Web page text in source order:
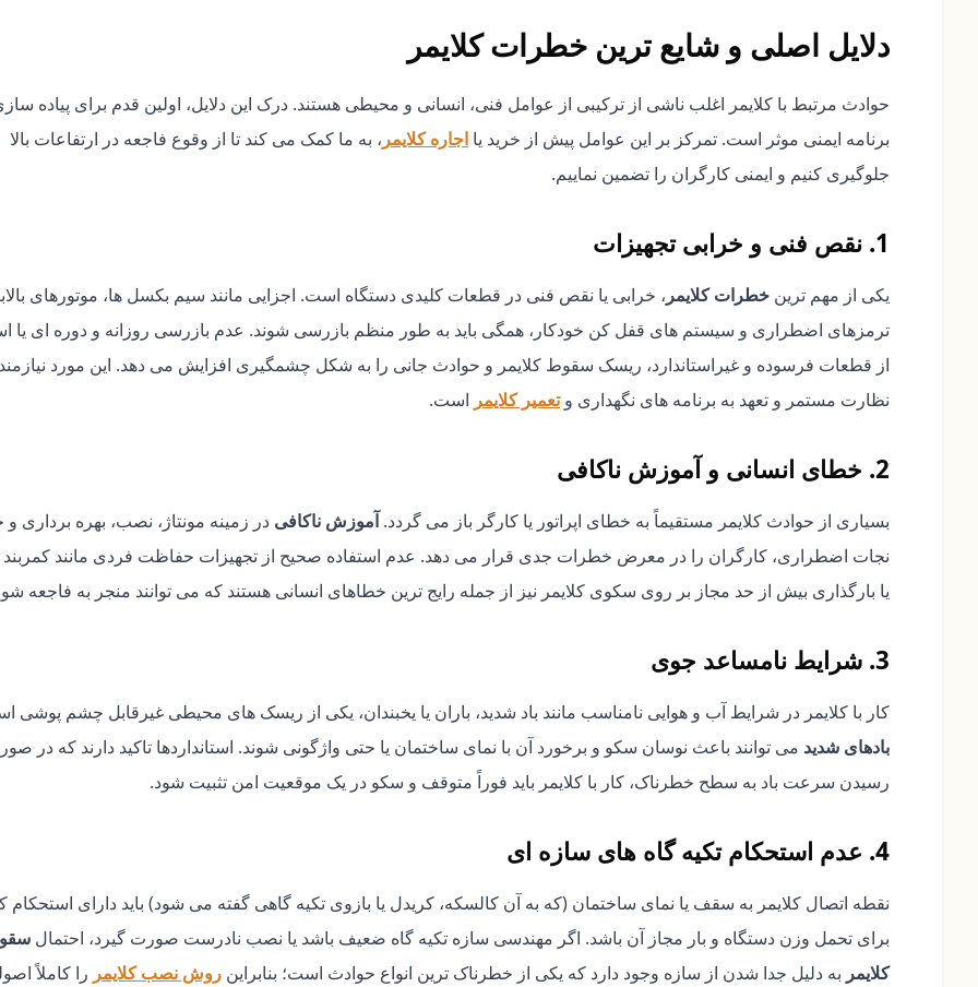
دلایل اصلی و شایع ترین خطرات کلایمر
حوادث مرتبط با کلایمر اغلب ناشی از ترکیبی از عوامل فنی، انسانی و محیطی هستند. درک این دلایل، اولین قدم برای پیاده
برنامه ایمنی موثر است. تمرکز بر این عوامل پیش از خرید یا اجاره کلایمر، به ما کمک می کند تا از وقوع فاجعه در ارتفاعات بالا
جلوگیری کنیم و ایمنی کارگران را تضمین نماییم.
1. نقص فنی و خرابی تجهیزات
یکی از مهم ترین خطرات کلایمر، خرابی یا نقص فنی در قطعات کلیدی دستگاه است. اجزایی مانند سیم بکسل ها، موتورهای
ترمزهای اضطراری و سیستم های قفل کن خودکار، همگی باید به طور منظم بازرسی شوند. عدم بازرسی روزانه و دوره ای یا
از قطعات فرسوده و غیراستاندارد، ریسک سقوط کلایمر و حوادث جانی را به شکل چشمگیری افزایش می دهد. این مورد نیازمند
نظارت مستمر و تعهد به برنامه های نگهداری وتعمیر کلایمر است.
2. خطای انسانی و آموزش ناکافی
بسیاری از حوادث کلایمر مستقیماً به خطای اپراتور یا کارگر باز می گردد. آموزش ناکافی در زمینه مونتاژ، نصب، بهره برداری
نجات اضطراری، کارگران را در معرض خطرات جدی قرار می دهد. عدم استفاده صحیح از تجهیزات حفاظت فردی مانند کمربند
یا بارگذاری بیش از حد مجاز بر روی سکوی کلایمر نیز از جمله رایج ترین خطاهای انسانی هستند که می توانند منجر به فاجعه
3. شرایط نامساعد جوی
کار با کلایمر در شرایط آب و هوایی نامناسب مانند باد شدید، باران یا یخبندان، یکی از ریسک های محیطی غیرقابل چشم پوشی
بادهای شدید می توانند باعث نوسان سکو و برخورد آن با نمای ساختمان یا حتی واژگونی شوند. استانداردها تاکید دارند که در
رسیدن سرعت باد به سطح خطرناک، کار با کلایمر باید فوراً متوقف و سکو در یک موقعیت امن تثبیت شود.
4. عدم استحکام تکیه گاه های سازه ای
نقطه اتصال کلایمر به سقف یا نمای ساختمان (که به آن کالسکه، کریدل یا بازوی تکیه گاهی گفته می شود) باید دارای استحکام
برای تحمل وزن دستگاه و بار مجاز آن باشد. اگر مهندسی سازه تکیه گاه ضعیف باشد یا نصب نادرست صورت گیرد، احتمال
کلایمر به دلیل جدا شدن از سازه وجود دارد که یکی از خطرناک ترین انواع حوادث است؛ بنابراین روش نصب کلایمر را کاملاً